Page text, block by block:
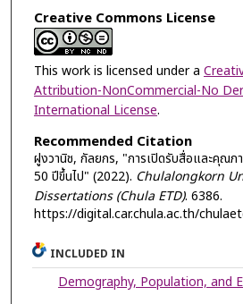
Creative Commons License
This work is licensed under a
Attribution-NonCommercial-No
International License.
Recommended Citation
ฝูงวานิช, กัลยกร, "การเปิดรับสื่อและคุณภ
50 ปีขึ้นไป" (2022). Chulalongkorn
Dissertations (Chula ETD). 6386.
https://digital.car.chula.ac.th/
INCLUDED IN
Demography, Population, and